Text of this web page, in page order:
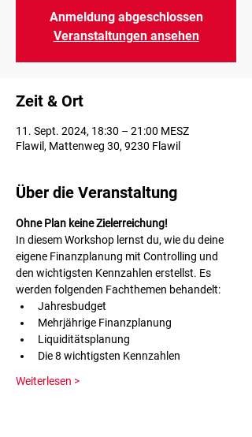
Anmeldung abgeschlossen
Veranstaltungen ansehen
Zeit & Ort
11. Sept. 2024, 18:30 – 21:00 MESZ
Flawil, Mattenweg 30, 9230 Flawil
Über die Veranstaltung
Ohne Plan keine Zielerreichung!
In diesem Workshop lernst du, wie du deine
eigene Finanzplanung mit Controlling und
den wichtigsten Kennzahlen erstellst. Es
werden folgenden Fachthemen behandelt:
Jahresbudget
Mehrjährige Finanzplanung
Liquiditätsplanung
Die 8 wichtigsten Kennzahlen
Weiterlesen >